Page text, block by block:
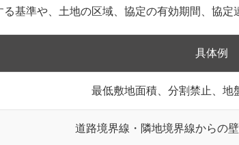
基準や、土地の区域、協定の有効期間、協定
具体例
最低敷地面積、分割禁止、地
道路境界線・隣地境界線からの